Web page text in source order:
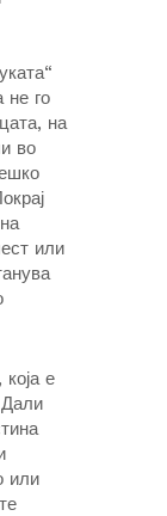
не го
на
во
или
е
или